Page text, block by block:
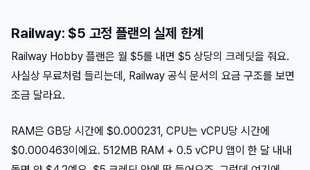
Railway: $5 고정 플랜의 실제 한계
Railway Hobby 플랜은 월 $5를 내면 $5 상당의 크레딧을 줘요.
사실상 무료처럼 들리는데, Railway 공식 문서의 요금 구조를 보면
조금 달라요.
RAM은 GB당 시간에 $0.000231, CPU는 vCPU당 시간에
$0.000463이에요. 512MB RAM + 0.5 vCPU 앱이 한 달 내내